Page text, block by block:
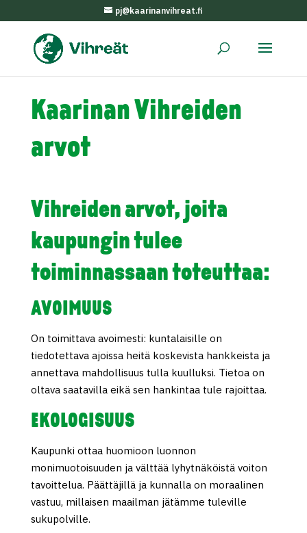
pj@kaarinanvihreat.fi
Kaarinan Vihreiden
arvot
Vihreiden arvot, joita
kaupungin tulee
toiminnassaan toteuttaa:
AVOIMUUS
On toimittava avoimesti: kuntalaisille on
tiedotettava ajoissa heitä koskevista hankkeista ja
annettava mahdollisuus tulla kuulluksi. Tietoa on
oltava saatavilla eikä sen hankintaa tule rajoittaa.
EKOLOGISUUS
Kaupunki ottaa huomioon luonnon
monimuotoisuuden ja välttää lyhytnäköistä voiton
tavoittelua. Päättäjillä ja kunnalla on moraalinen
vastuu, millaisen maailman jätämme tuleville
sukupolville.